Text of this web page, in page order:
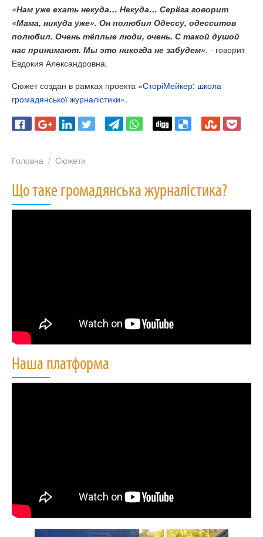
«Нам уже ехать некуда… Некуда… Серёга говорит
«Мама, никуда уже». Он полюбил Одессу, одесситов
полюбил. Очень тёплые люди, очень. С такой душой
нас принимают. Мы это никогда не забудем», - говорит
Евдокия Александровна.
Сюжет создан в рамках проекта «СторіМейкер: школа
громадянської журналістики».
Головна Сюжети
Що таке громадянська журналістика?
Наша платформа